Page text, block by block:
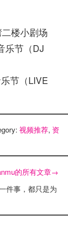
楼小剧场
乐节（DJ
节（LIVE
视频推荐, 资
的所有文章→
件事，都只是为